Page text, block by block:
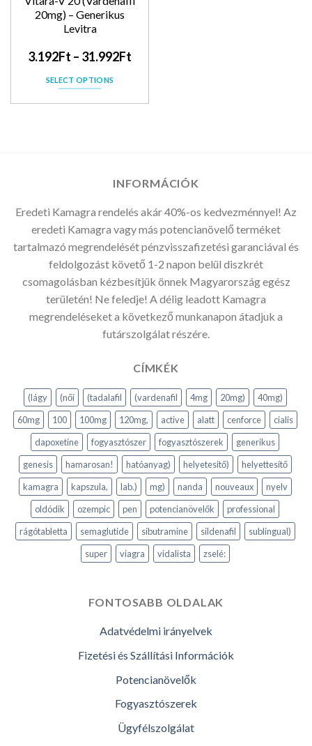
20mg) – Generikus
Levitra
3.192Ft – 31.992Ft
SELECT OPTIONS
INFORMÁCIÓK
Eredeti Kamagra rendelés akár 40%-os kedvezménnyel! Az
eredeti Kamagra vagy más potencianövelő terméket
tartalmazó megrendelését pénzvisszafizetési garanciával és
feldolgozást követő 1-2 napon belül diszkrét
csomagolásban kézbesítjük önnek Magyarország egész
területén! Ne feledje! A délig leadott Kamagra
megrendeléseket a következő munkanapon átadjuk a
futárszolgálat részére.
CÍMKÉK
(lágy (női (tadalafil (vardenafil 4mg 20mg)
40mg)
60mg
100 100mg 120mg, active alatt cenforce
cialis
dapoxetine
fogyasztószer fogyasztószerek
generikus
genesis
hamarosan! hatóanyag) helyetesitő)
helyettesítő
kamagra
kapszula, lab.) mg) nanda nouveaux
nyelv
oldódik
ozempic pen potencianövelők
professional
rágótabletta
semaglutide sibutramine sildenafil
sublingual)
super
viagra vidalista zselé:
FONTOSABB OLDALAK
Adatvédelmi irányelvek
Fizetési és Szállítási Információk
Potencianövelők
Fogyasztószerek
Ügyfélszolgálat